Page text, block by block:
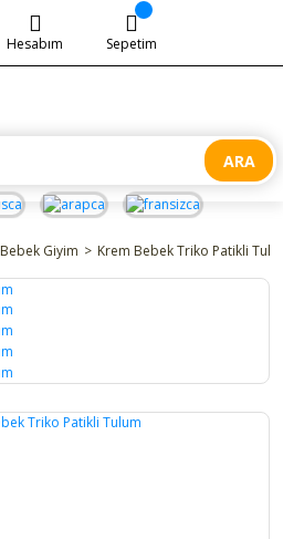
ARA
Hesabım Sepetim
Bebek Giyim Krem Bebek Triko Patikli